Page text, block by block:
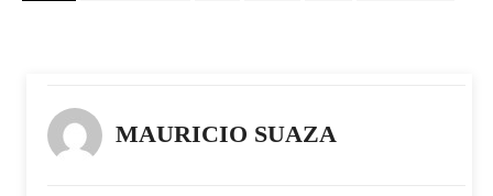
MAURICIO SUAZA